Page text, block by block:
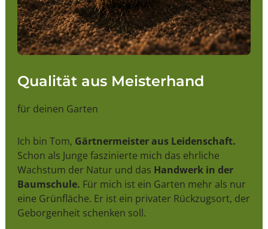
Qualität aus Meisterhand
für deinen Garten
Ich bin Tom, Gärtnermeister aus Leidenschaft.
Schon als Junge faszinierte mich das ehrliche
Wachstum der Natur und das Handwerk in der
Baumschule. Für mich ist ein Garten mehr als nur
eine Grünfläche. Er ist ein privater Rückzugsort, der
Geborgenheit schenken soll.